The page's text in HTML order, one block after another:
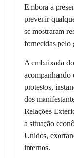
Embora a
prevenir
se mostraram
fornecidas pelo
A embaixada
acompanhando
protestos,
dos
Relações
a situação
Unidos,
internos.